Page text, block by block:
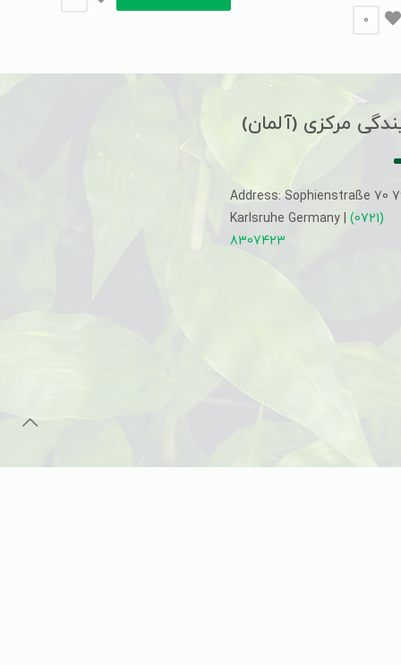
0
مرکزی (آلمان)
Address: Sophienstraße 70
Karlsruhe Germany | (0721)
8307423